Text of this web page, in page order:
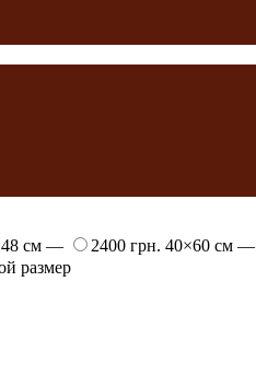
см — 2400 грн. 40×60 см —
размер